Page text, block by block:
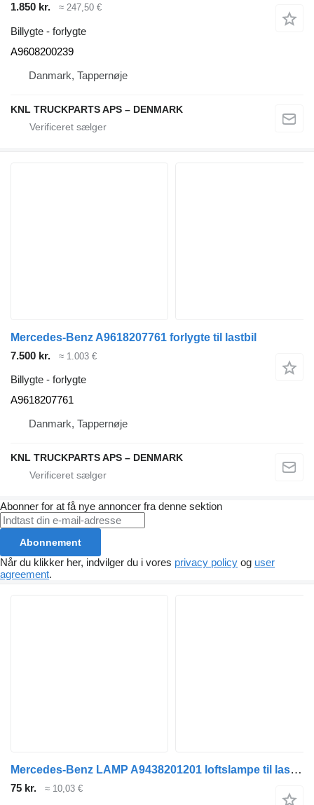
1.850 kr.
≈ 247,50 €
Billygte - forlygte
A9608200239
Danmark, Tappernøje
KNL TRUCKPARTS APS – DENMARK
Mercedes-Benz A9618207761 forlygte til lastbil
7.500 kr.
≈ 1.003 €
Billygte - forlygte
A9618207761
Danmark, Tappernøje
KNL TRUCKPARTS APS – DENMARK
Abonner for at få nye annoncer fra denne sektion
Abonnement
Når du klikker her, indvilger du i vores privacy policy og user
agreement.
Mercedes-Benz LAMP A9438201201 loftslampe til lastbil
75 kr. ≈ 10,03 €